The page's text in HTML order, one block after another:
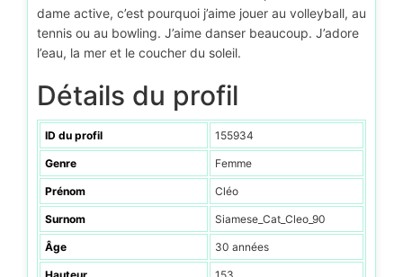
dame active, c’est pourquoi j’aime jouer au volleyball, au
tennis ou au bowling. J’aime danser beaucoup. J’adore
l’eau, la mer et le coucher du soleil.
Détails du profil
ID du profil 155934
Genre Femme
Prénom Cléo
Surnom Siamese_Cat_Cleo_90
Âge 30 années